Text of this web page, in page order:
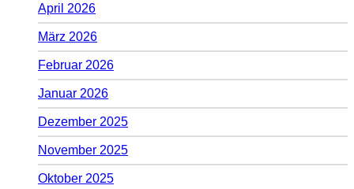
April 2026
März 2026
Februar 2026
Januar 2026
Dezember 2025
November 2025
Oktober 2025